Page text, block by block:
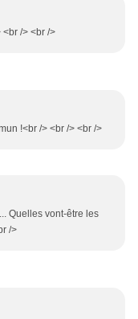
/> <br />
!<br /> <br /> <br />
Quelles vont-être les
/>